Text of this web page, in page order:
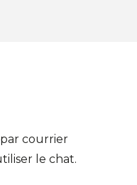
courrier
le chat.